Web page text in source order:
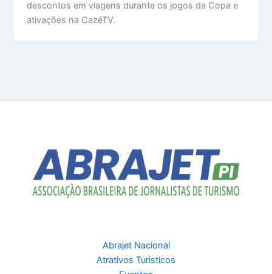
descontos em viagens durante os jogos da Copa e
ativações na CazéTV.
Abrajet Nacional
Atrativos Turisticos